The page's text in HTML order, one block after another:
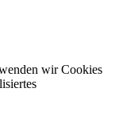
wir Cookies